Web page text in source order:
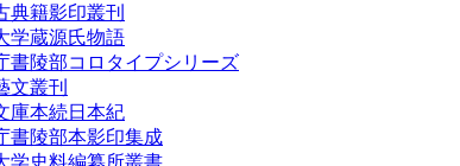
典籍影印叢刊
学蔵源氏物語
書陵部コロタイプシリーズ
文叢刊
庫本続日本紀
書陵部本影印集成
学史料編纂所叢書